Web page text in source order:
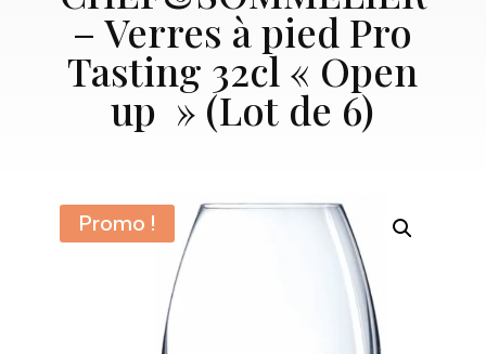
– Verres à pied Pro
Tasting 32cl « Open
up » (Lot de 6)
Promo !